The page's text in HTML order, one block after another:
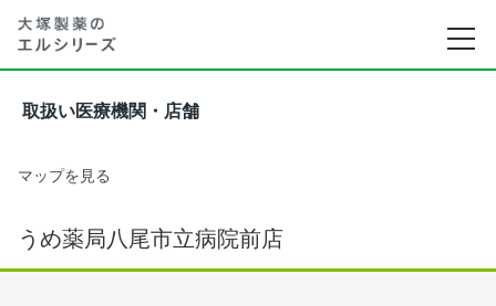
取扱い医療機関・店舗
マップを見る
うめ薬局八尾市立病院前店